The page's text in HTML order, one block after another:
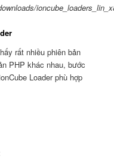
rất nhiều phiên bản
PHP khác nhau, bước
Loader phù hợp